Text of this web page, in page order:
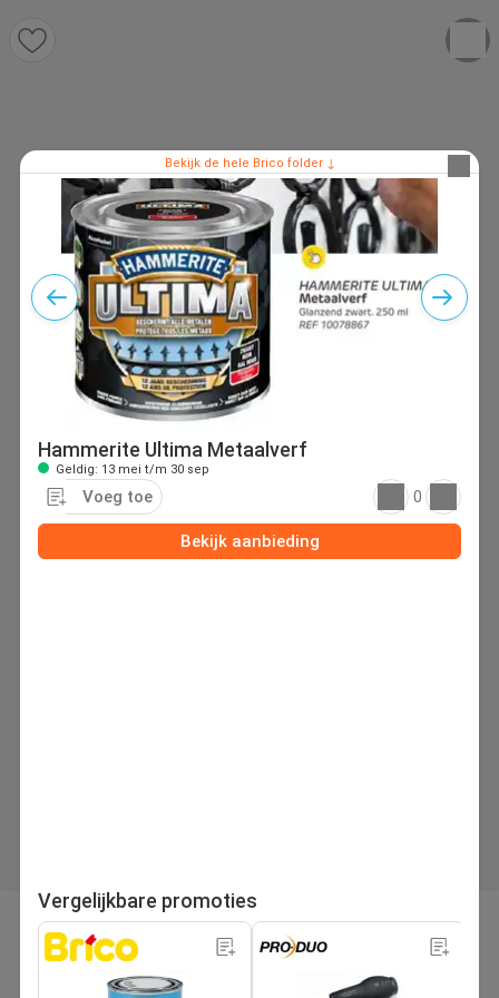
pagina
1/155
Bekijk de hele Brico folder ↓
Hammerite Ultima Metaalverf
Geldig: 13 mei t/m 30 sep
Voeg toe 0
Bekijk aanbieding
Vergelijkbare promoties